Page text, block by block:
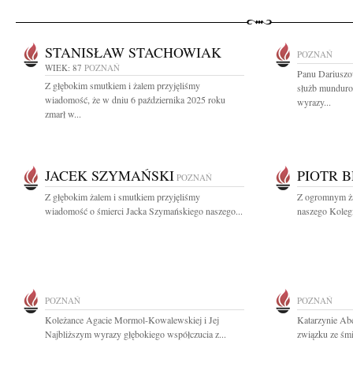
STANISŁAW STACHOWIAK
WIEK: 87 POZNAŃ
Z głębokim smutkiem i żalem przyjęliśmy
wiadomość, że w dniu 6 października 2025 roku
zmarł w...
POZNAŃ
Panu
służb
wyrazy...
JACEK SZYMAŃSKI POZNAŃ
Z głębokim żalem i smutkiem przyjęliśmy
wiadomość o śmierci Jacka Szymańskiego naszego...
PIOTR
Z ogromnym
naszego
POZNAŃ
Koleżance Agacie Mormol-Kowalewskiej i Jej
Najbliższym wyrazy głębokiego współczucia z...
POZNAŃ
Katarzynie
związku ze